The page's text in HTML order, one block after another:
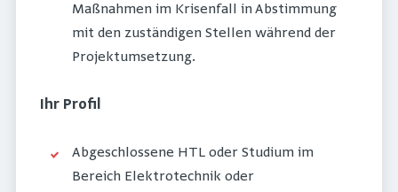
Maßnahmen im Krisenfall in Abstimmung
mit den zuständigen Stellen während der
Projektumsetzung.
Ihr Profil
Abgeschlossene HTL oder Studium im
Bereich Elektrotechnik oder